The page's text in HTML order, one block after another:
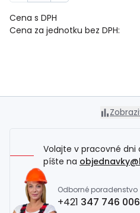
Cena za jednotku bez DPH:
Cena s DPH
Volajte v pracovné dni
píšte na
Odborné poradenstvo
+421 347 746 006